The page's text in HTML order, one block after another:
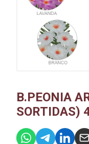
B.PEONIA
SORTIDAS)